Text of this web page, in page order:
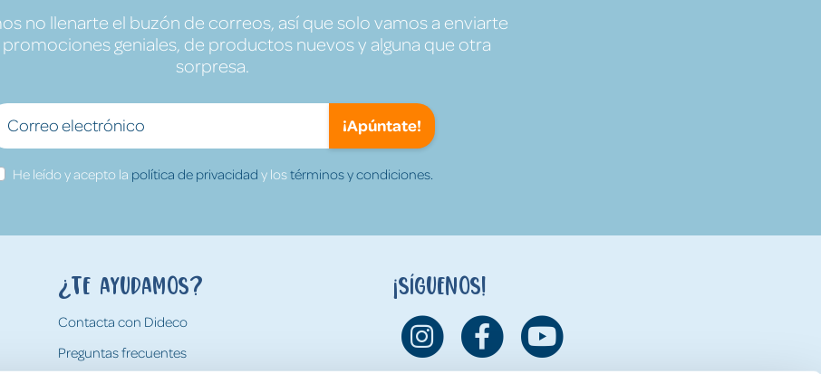
no llenarte el buzón de correos, así que solo vamos a enviarte
geniales, de productos nuevos y alguna que otra
sorpresa.
¡Apúntate!
He leído y acepto la política de privacidad y lostérminos y condiciones.
¿Te ayudamos?
Contacta con Dideco
Preguntas frecuentes
¡Síguenos!